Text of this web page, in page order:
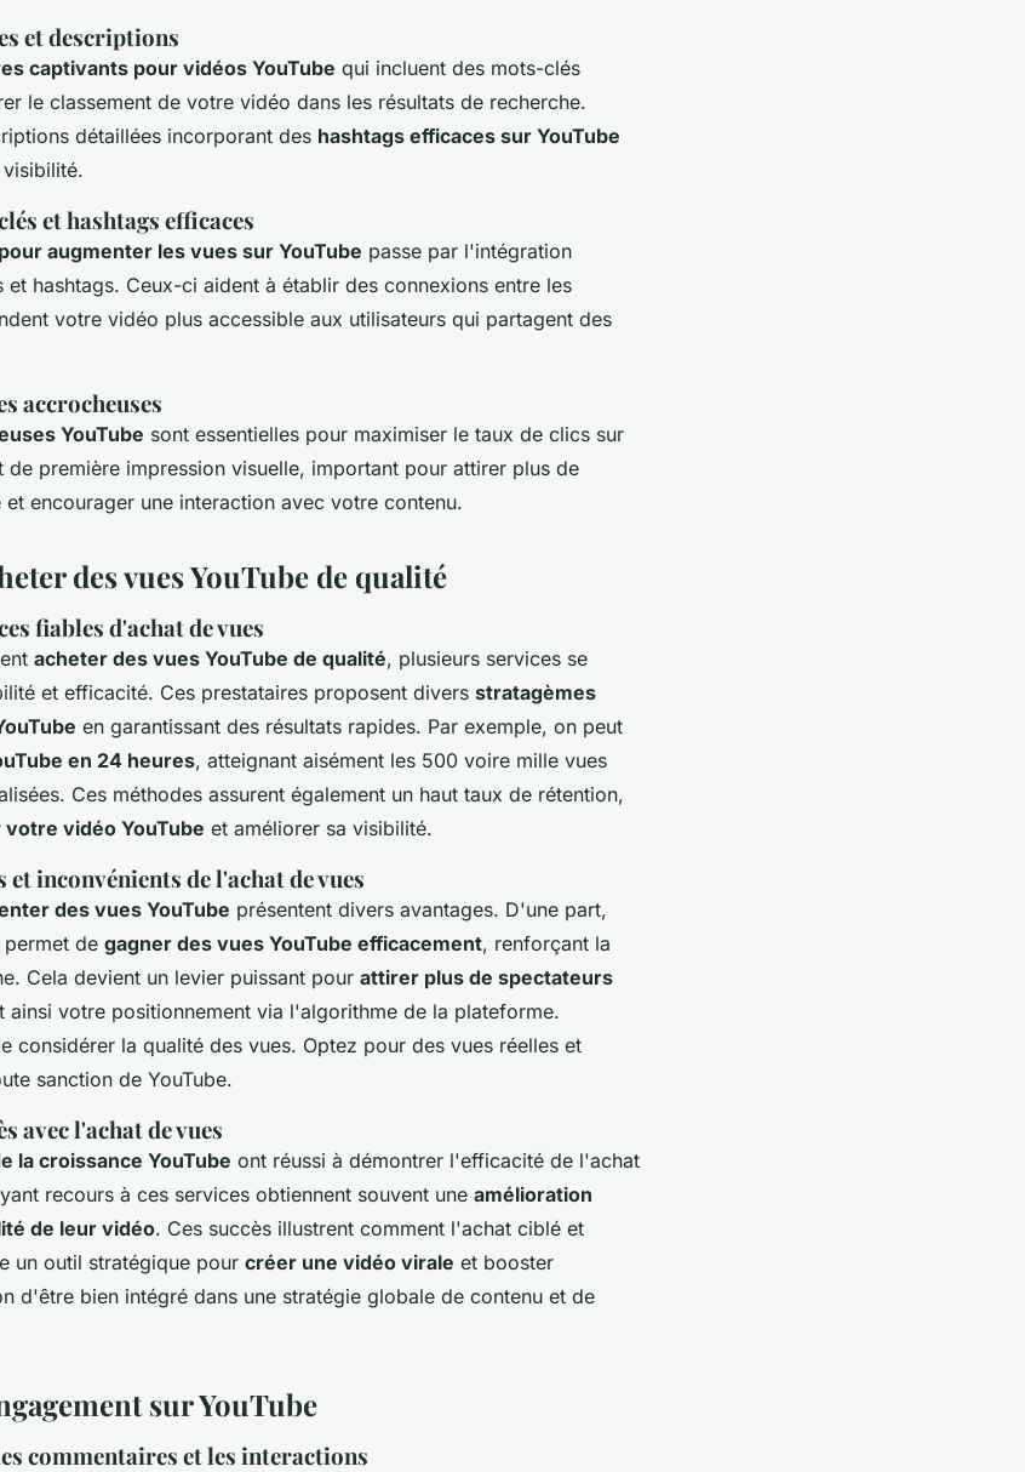
et descriptions
captivants pour vidéos YouTube qui incluent des mots-clés
le classement de votre vidéo dans les résultats de recherche.
détaillées incorporant des hashtags efficaces sur YouTube
et hashtags efficaces
augmenter les vues sur YouTube passe par l'intégration
hashtags. Ceux-ci aident à établir des connexions entre les
votre vidéo plus accessible aux utilisateurs qui partagent des
accrocheuses
YouTube sont essentielles pour maximiser le taux de clics sur
de première impression visuelle, important pour attirer plus de
et encourager une interaction avec votre contenu.
des vues YouTube de qualité
fiables d'achat de vues
acheter des vues YouTube de qualité, plusieurs services se
et efficacité. Ces prestataires proposent divers stratagèmes
en garantissant des résultats rapides. Par exemple, on peut
en 24 heures, atteignant aisément les 500 voire mille vues
Ces méthodes assurent également un haut taux de rétention,
vidéo YouTube et améliorer sa visibilité.
et inconvénients de l'achat de vues
des vues YouTube présentent divers avantages. D'une part,
de gagner des vues YouTube efficacement, renforçant la
Cela devient un levier puissant pour attirer plus de spectateurs
ainsi votre positionnement via l'algorithme de la plateforme.
considérer la qualité des vues. Optez pour des vues réelles et
sanction de YouTube.
avec l'achat de vues
la croissance YouTube ont réussi à démontrer l'efficacité de l'achat
recours à ces services obtiennent souvent une amélioration
de leur vidéo. Ces succès illustrent comment l'achat ciblé et
un outil stratégique pour créer une vidéo virale et booster
d'être bien intégré dans une stratégie globale de contenu et de
sur YouTube
commentaires et les interactions